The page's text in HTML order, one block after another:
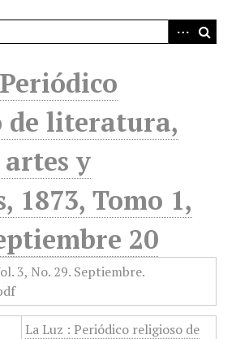
de literatura,
y
1873, Tomo 1,
20
La Luz : Periódico religioso de